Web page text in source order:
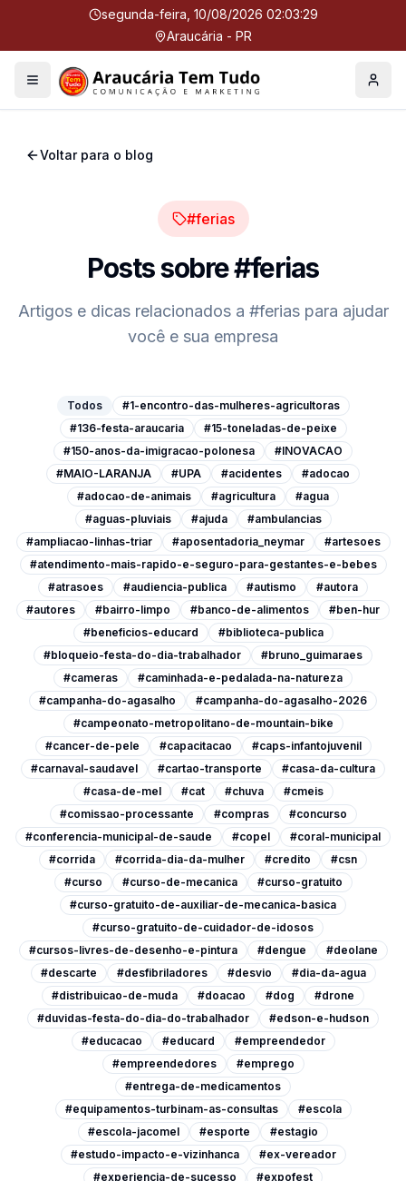
segunda-feira, 10/08/2026 02:03:30
Araucária - PR
Menu Perfil
Voltar para o blog
#ferias
Posts sobre#ferias
Artigos e dicas relacionados a #feriaspara ajudar
você e sua empresa
Todos
#1-encontro-das-mulheres-agricultoras
#136-festa-araucaria
#15-toneladas-de-peixe
#150-anos-da-imigracao-polonesa
#INOVACAO
#MAIO-LARANJA
#UPA #acidentes
#adocao
#adocao-de-animais
#agricultura
#agua
#aguas-pluviais
#ajuda
#ambulancias
#ampliacao-linhas-triar
#aposentadoria_neymar
#artesoes
#atendimento-mais-rapido-e-seguro-para-gestantes-e-bebes
#atrasoes
#audiencia-publica #autismo
#autora
#autores
#bairro-limpo #banco-de-alimentos
#ben-hur
#beneficios-educard
#biblioteca-publica
#bloqueio-festa-do-dia-trabalhador
#bruno_guimaraes
#cameras
#caminhada-e-pedalada-na-natureza
#campanha-do-agasalho
#campanha-do-agasalho-2026
#campeonato-metropolitano-de-mountain-bike
#cancer-de-pele
#capacitacao
#caps-infantojuvenil
#carnaval-saudavel
#cartao-transporte
#casa-da-cultura
#casa-de-mel
#cat #chuva
#cmeis
#comissao-processante
#compras
#concurso
#conferencia-municipal-de-saude
#copel
#coral-municipal
#corrida
#corrida-dia-da-mulher #credito
#csn
#curso
#curso-de-mecanica
#curso-gratuito
#curso-gratuito-de-auxiliar-de-mecanica-basica
#curso-gratuito-de-cuidador-de-idosos
#cursos-livres-de-desenho-e-pintura
#dengue
#deolane
#descarte
#desfibriladores #desvio
#dia-da-agua
#distribuicao-de-muda
#doacao #dog
#drone
#duvidas-festa-do-dia-do-trabalhador
#edson-e-hudson
#educacao
#educard
#empreendedor
#empreendedores
#emprego
#entrega-de-medicamentos
#equipamentos-turbinam-as-consultas
#escola
#escola-jacomel
#esporte
#estagio
#estudo-impacto-e-vizinhanca
#ex-vereador
#experiencia-de-sucesso
#expofest